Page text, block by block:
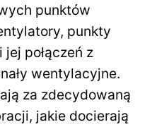
punktów
punkty
połączeń z
wentylacyjne.
za zdecydowaną
jakie docierają